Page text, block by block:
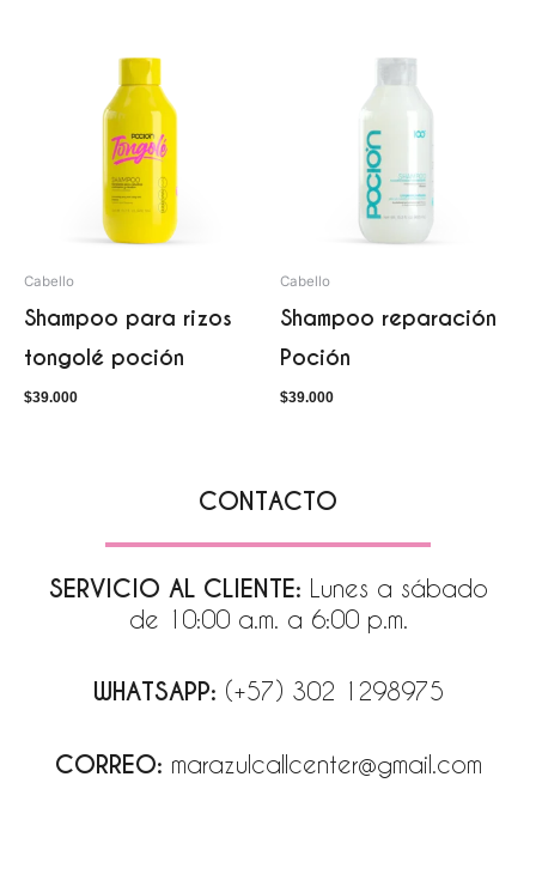
Cabello
Shampoo para rizos
tongolé poción
$39.000
Cabello
Shampoo reparación
Poción
$39.000
CONTACTO
SERVICIO AL CLIENTE: Lunes a sábado
de 10:00 a.m. a 6:00 p.m.
WHATSAPP: (+57) 302 1298975
CORREO: marazulcallcenter@gmail.com